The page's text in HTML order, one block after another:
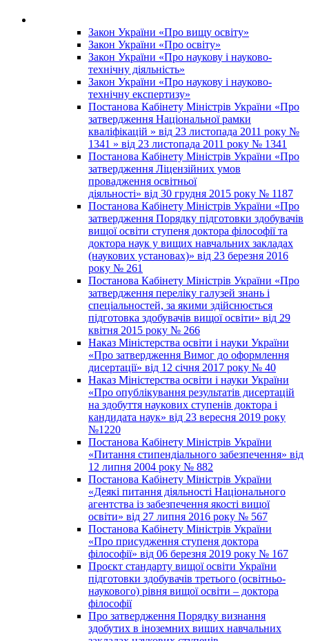
Закон України «Про вищу освіту»
Закон України «Про освіту»
Закон України «Про наукову і науково-
технічну діяльність»
Закон України «Про наукову і науково-
технічну експертизу»
Постанова Кабінету Міністрів України «Про
затвердження Національної рамки
кваліфікацій » від 23 листопада 2011 року №
1341 » від 23 листопада 2011 року № 1341
Постанова Кабінету Міністрів України «Про
затвердження Ліцензійних умов
провадження освітньої
діяльності» від 30 грудня 2015 року № 1187
Постанова Кабінету Міністрів України «Про
затвердження Порядку підготовки здобувачів
вищої освіти ступеня доктора філософії та
доктора наук у вищих навчальних закладах
(наукових установах)» від 23 березня 2016
року № 261
Постанова Кабінету Міністрів України «Про
затвердження переліку галузей знань і
спеціальностей, за якими здійснюється
підготовка здобувачів вищої освіти» від 29
квітня 2015 року № 266
Наказ Міністерства освіти і науки України
«Про затвердження Вимог до оформлення
дисертації» від 12 січня 2017 року № 40
Наказ Міністерства освіти і науки України
«Про опублікування результатів дисертацій
на здобуття наукових ступенів доктора і
кандидата наук» від 23 вересня 2019 року
№1220
Постанова Кабінету Міністрів України
«Питання стипендіального забезпечення» від
12 липня 2004 року № 882
Постанова Кабінету Міністрів України
«Деякі питання діяльності Національного
агентства із забезпечення якості вищої
освіти» від 27 липня 2016 року № 567
Постанова Кабінету Міністрів України
«Про присудження ступеня доктора
філософії» від 06 березня 2019 року № 167
Проєкт стандарту вищої освіти України
підготовки здобувачів третього (освітньо-
наукового) рівня вищої освіти – доктора
філософії
Про затвердження Порядку визнання
здобутих в іноземних вищих навчальних